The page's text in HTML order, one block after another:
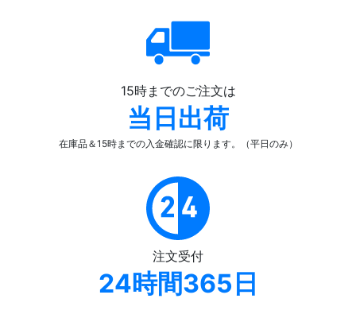
15時までのご注文は
当日出荷
在庫品＆15時までの入金確認に限ります。（平日のみ）
注文受付
24時間365日